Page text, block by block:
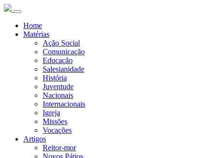
Home
Matérias
Ação Social
Comunicação
Educação
Salesianidade
História
Juventude
Nacionais
Internacionais
Igreja
Missões
Vocações
Artigos
Reitor-mor
Novos Pátios